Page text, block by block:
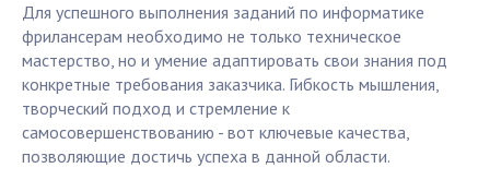
Для успешного выполнения заданий по информатике
фрилансерам необходимо не только техническое
мастерство, но и умение адаптировать свои знания под
конкретные требования заказчика. Гибкость мышления,
творческий подход и стремление к
самосовершенствованию - вот ключевые качества,
позволяющие достичь успеха в данной области.